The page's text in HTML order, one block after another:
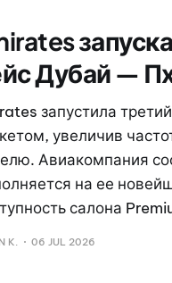
Дубай —
запустила
увеличив
Авиакомпания
на ее
салона
K. 06 JUL 2026